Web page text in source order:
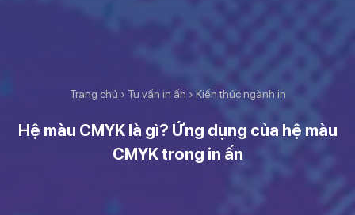
Trang chủ › Tư vấn in ấn › Kiến thức ngành in
Hệ màu CMYK là gì? Ứng dụng của hệ màu
CMYK trong in ấn